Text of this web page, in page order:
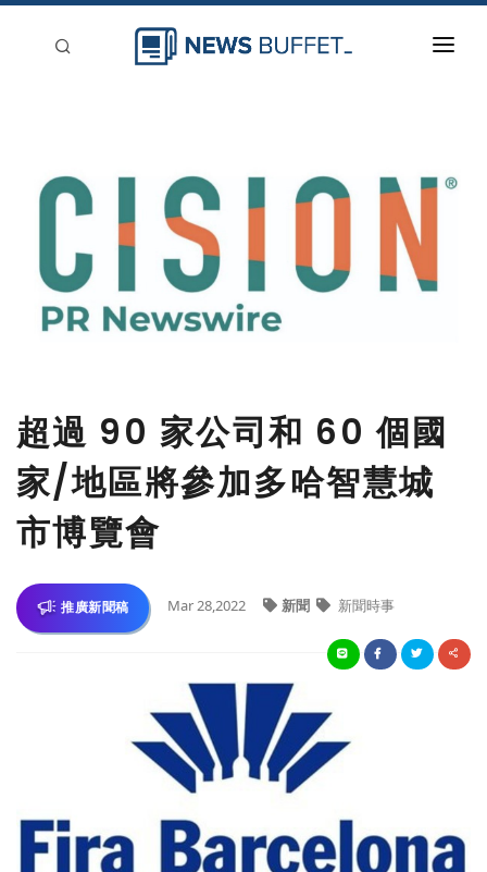
登入
超過 90 家公司和 60 個國
家/地區將參加多哈智慧城
市博覽會
推廣新聞稿 Mar 28,2022 新聞 新聞時事